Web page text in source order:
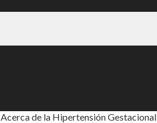
Acerca de la Hipertensión Gestacional